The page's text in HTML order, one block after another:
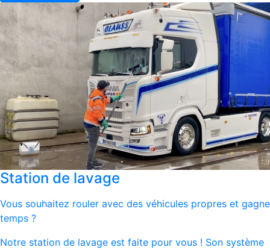
Station de lavage
Vous souhaitez rouler avec des véhicules propres et
temps ?
Notre station de lavage est faite pour vous ! Son système